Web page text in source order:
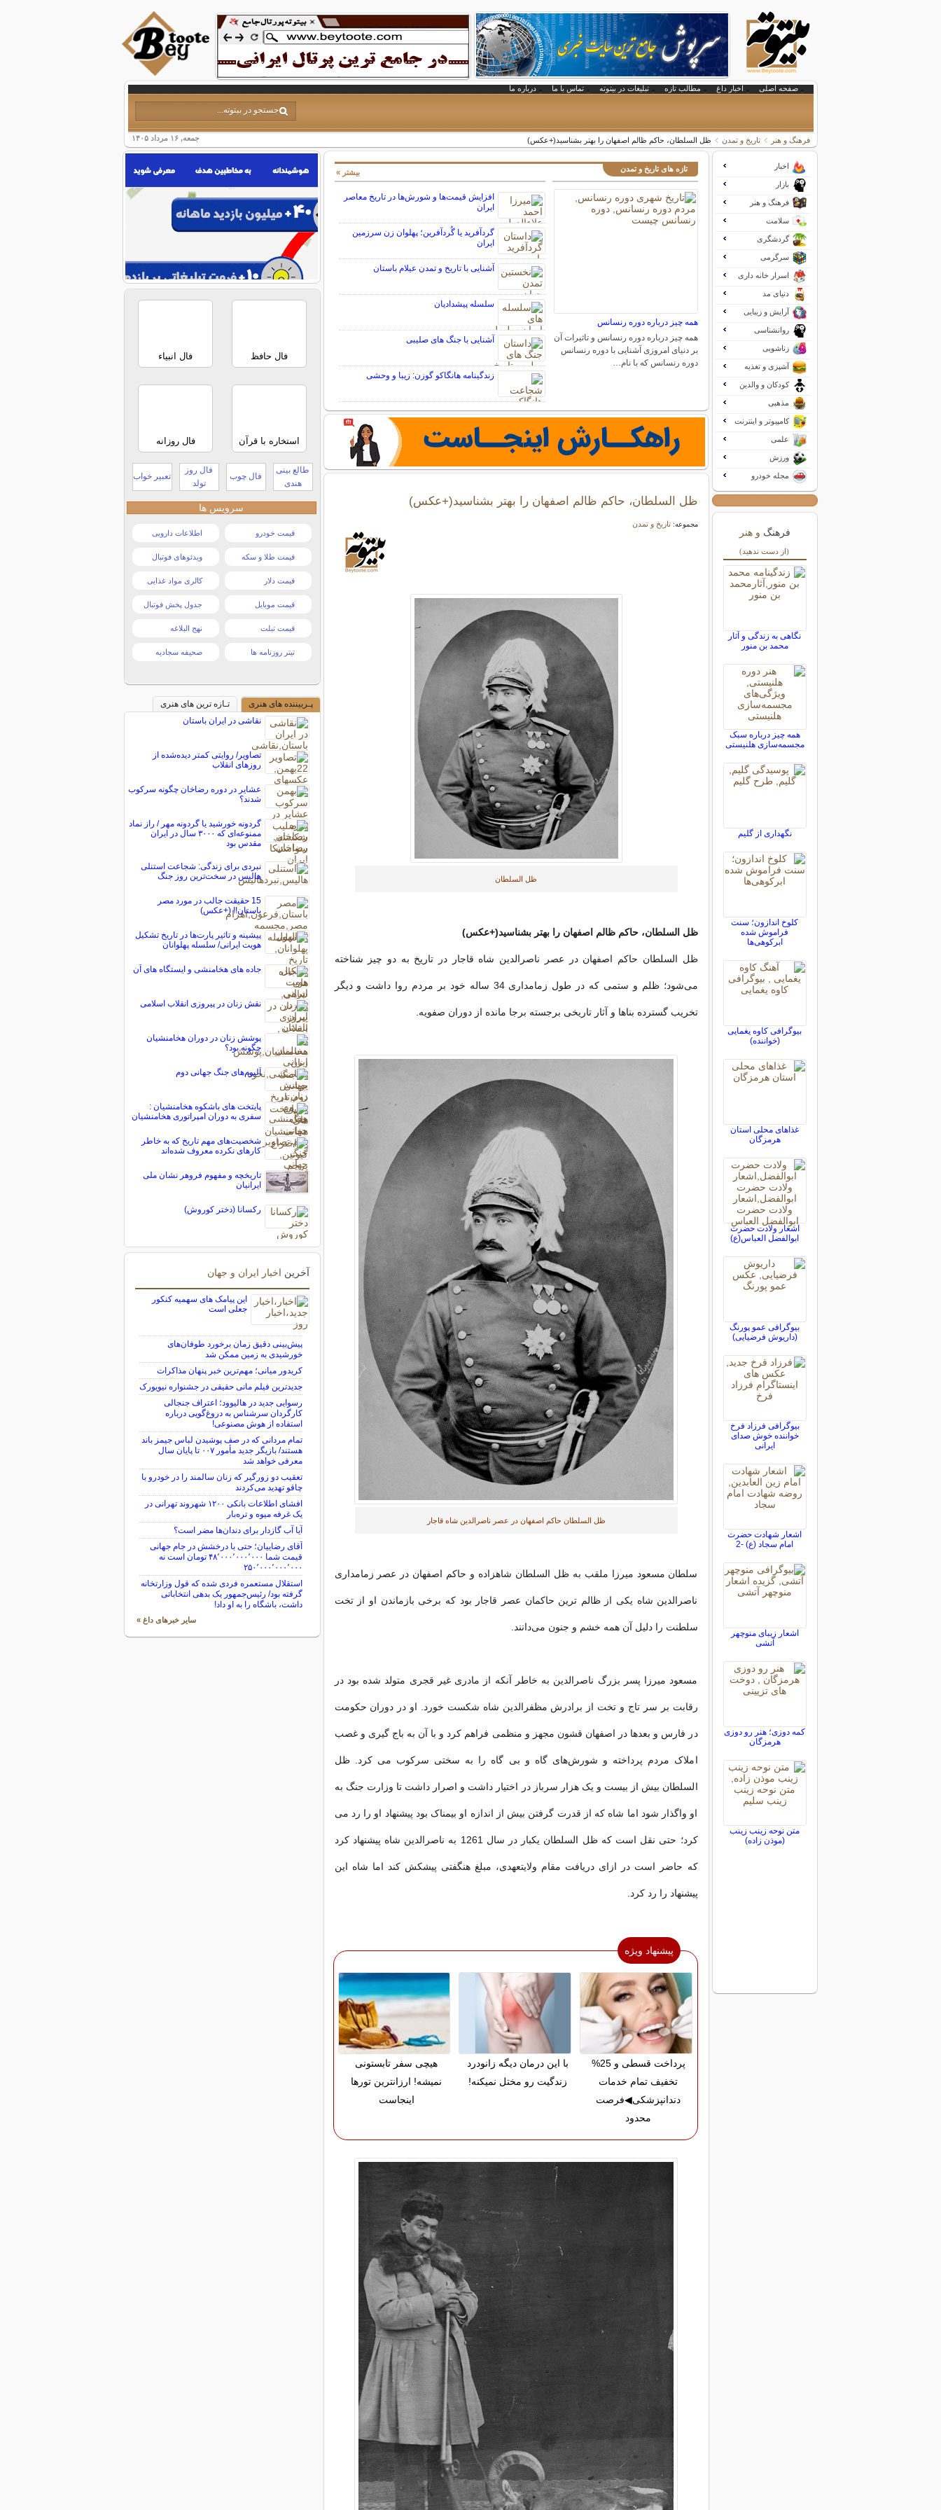
صفحه اصلی اخبار داغ مطالب تازه تبلیغات در بیتوته تماس با ما درباره ما
جمعه, ۱۶ مرداد ۱۴۰۵ فرهنگ و هنر تاریخ و تمدن ظل السلطان، حاکم ظالم اصفهان را بهتر بشناسید(+عکس)
تازه های تاریخ و تمدن
همه چیز درباره دوره رنسانس
همه چیز درباره دوره رنسانس و تاثیرات آن
بر دنیای امروزی آشنایی با دوره رنسانس
دوره رنسانس که با نام…
افزایش قیمت‌ها و شورش‌ها در تاریخ معاصر
ایران
گردآفرید یا گُردآفرین؛ پهلوان زن سرزمین
ایران
آشنایی با تاریخ و تمدن عیلام باستان
سلسله پیشدادیان
آشنایی با جنگ های صلیبی
زندگینامه هانگاکو گوزن: زیبا و وحشی
بیشتر »
ظل السلطان، حاکم ظالم اصفهان را بهتر بشناسید(+عکس)
مجموعه:تاریخ و تمدن
ظل السلطان
ظل السلطان، حاکم ظالم اصفهان را بهتر بشناسید(+عکس)
ظل السلطان حاکم اصفهان در عصر ناصرالدین شاه قاجار در تاریخ به دو چیز شناخته
می‌شود؛ ظلم و ستمی که در طول زمامداری 34 ساله خود بر مردم روا داشت و دیگر
تخریب گسترده بناها و آثار تاریخی برجسته برجا مانده از دوران صفویه.
ظل السلطان حاکم اصفهان در عصر ناصرالدین شاه قاجار
سلطان مسعود میرزا ملقب به ظل السلطان شاهزاده و حاکم اصفهان در عصر زمامداری
ناصرالدین شاه یکی از ظالم ترین حاکمان عصر قاجار بود که برخی بازماندن او از تخت
سلطنت را دلیل آن همه خشم و جنون می‌دانند.
مسعود میرزا پسر بزرگ ناصرالدین به خاطر آنکه از مادری غیر قجری متولد شده بود در
رقابت بر سر تاج و تخت از برادرش مظفرالدین شاه شکست خورد. او در دوران حکومت
در فارس و بعدها در اصفهان قشون مجهز و منظمی فراهم کرد و با آن به باج گیری و غصب
املاک مردم پرداخته و شورش‏‌های گاه و بی گاه را به سختی سرکوب می کرد. ظل
السلطان بیش از بیست و یک هزار سرباز در اختیار داشت و اصرار داشت تا وزارت جنگ به
او واگذار شود اما شاه که از قدرت گرفتن بیش از اندازه او بیمناک بود پیشنهاد او را رد می
کرد؛ حتی نقل است که ظل السلطان یکبار در سال 1261 به ناصرالدین شاه پیشنهاد کرد
که حاضر است در ازای دریافت مقام ولایتعهدی، مبلغ هنگفتی پیشکش کند اما شاه این
پیشنهاد را رد کرد.
پیشنهاد ویژه
پرداخت قسطی و 25%
تخفیف تمام خدمات
دندانپزشکی◀فرصت
محدود
با این درمان دیگه زانودرد
زندگیت رو مختل نمیکنه!
هیچی سفر تابستونی
نمیشه! ارزانترین تورها
اینجاست
اخبار
بازار
فرهنگ و هنر
سلامت
گردشگری
سرگرمی
اسرار خانه داری
دنیای مد
آرایش و زیبایی
روانشناسی
زناشویی
آشپزی و تغذیه
کودکان و والدین
مذهبی
کامپیوتر و اینترنت
علمی
ورزش
مجله خودرو
فرهنگ و هنر
(از دست ندهید)
نگاهی به زندگی و آثار
محمد بن منور
همه چیز درباره سبک
مجسمه‌سازی هلنیستی
نگهدارى از گليم
کلوخ اندازون؛ سنت
فراموش شده
ابرکوهی‌ها
بیوگرافی کاوه یغمایی
(خواننده)
غذاهای محلی استان
هرمزگان
اشعار ولادت حضرت
ابوالفضل العباس(ع)
بیوگرافی عمو پورنگ
(داریوش فرضیایی)
بیوگرافی فرزاد فرخ
خواننده خوش صدای
ایرانی
اشعار شهادت حضرت
امام سجاد (ع) -2
اشعار زیبای منوچهر
آتشی
کمه دوزی؛ هنر رو دوزی
هرمزگان
متن نوحه زینب زینب
(موذن زاده)
فال حافظ فال انبیاء
استخاره با قرآن فال روزانه
طالع بینی
هندی
فال چوب
فال روز
تولد
تعبیر خواب
سرویس ها
قیمت خودرو اطلاعات دارویی
قیمت طلا و سکه ویدئوهای فوتبال
قیمت دلار کالری مواد غذایی
قیمت موبایل جدول پخش فوتبال
قیمت تبلت نهج البلاغه
تیتر روزنامه ها صحیفه سجادیه
پـربیننده های هنری
تـازه ترین های هنری
نقاشی در ایران باستان
تصاویر/ روایتی کمتر دیده‌شده از
روزهای انقلاب
عشایر در دوره رضاخان چگونه سرکوب
شدند؟
گردونه خورشید یا گردونه مهر / راز نماد
ممنوعه‌ای که ۳۰۰۰ سال در ایران
مقدس بود
نبردی برای زندگی: شجاعت استنلی
هالیس در سخت‌ترین روز جنگ
15 حقیقت جالب در مورد مصر
باستان!! (+عکس)
پیشینه و تاثیر پارت‌ها در تاریخ تشکیل
هویت ایرانی/ سلسله پهلوانان
جاده های هخامنشی و ایستگاه های آن
نقش زنان در پیروزی انقلاب اسلامی
پوشش زنان در دوران هخامنشیان
چگونه بود؟
آلبوم‌های جنگ جهانی دوم
پایتخت های باشکوه هخامنشیان :
سفری به دوران امپراتوری هخامنشیان
شخصیت‌های مهم تاریخ که به خاطر
کارهای نکرده معروف شده‌اند
تاریخچه و مفهوم فروهر نشان ملی
ایرانیان
رکسانا (دختر کوروش)
آخرین اخبار ایران و جهان
این پیامک های سهمیه کنکور
جعلی است
پیش‌بینی دقیق زمان برخورد طوفان‌های
خورشیدی به زمین ممکن شد
کریدور میانی؛ مهم‌ترین خبر پنهان مذاکرات
جدیدترین فیلم مانی حقیقی در جشنواره نیویورک
رسوایی جدید در هالیوود؛ اعتراف جنجالی
کارگردان سرشناس به دروغ‌گویی درباره
استفاده از هوش مصنوعی!
تمام مردانی که در صف پوشیدن لباس جیمز باند
هستند/ بازیگر جدید مأمور ۰۰۷ تا پایان سال
معرفی خواهد شد
تعقیب دو زورگیر که زنان سالمند را در خودرو با
چاقو تهدید می‌کردند
افشای اطلاعات بانکی ۱۲۰۰ شهروند تهرانی در
یک غرفه میوه و تره‌بار
آیا آب گازدار برای دندان‌ها مضر است؟
آقای رضاییان؛ حتی با درخشش در جام جهانی
قیمت شما ۴۸٬۰۰۰٬۰۰۰٬۰۰۰ تومان است نه
۲۵۰٬۰۰۰٬۰۰۰٬۰۰۰
استقلال مستعمره فردی شده که قول وزارتخانه
گرفته بود/ رئیس‌جمهور یک بدهی انتخاباتی
داشت، باشگاه را به او داد!
سایر خبرهای داغ »